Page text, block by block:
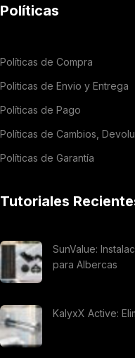
Políticas
Políticas de Compra
Politicas de Envio y Entrega
Políticas de Pago
Políticas de Cambios,
Políticas de Garantía
Tutoriales
SunValue:
para Albercas
KalyxX Active: